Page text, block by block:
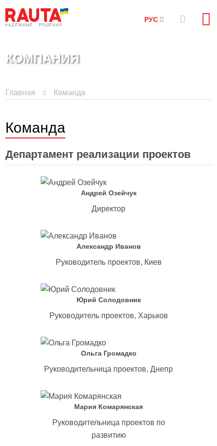
РУС
КОМПАНИЯ
Главная Команда
Команда
Департамент реализации проектов
Андрей Озейчук
Директор
Александр Иванов
Руководитель проектов, Киев
Юрий Солодовник
Руководитель проектов, Харьков
Ольга Громадко
Руководительница проектов, Днепр
Мария Комарянская
Руководительница проектов по
развитию